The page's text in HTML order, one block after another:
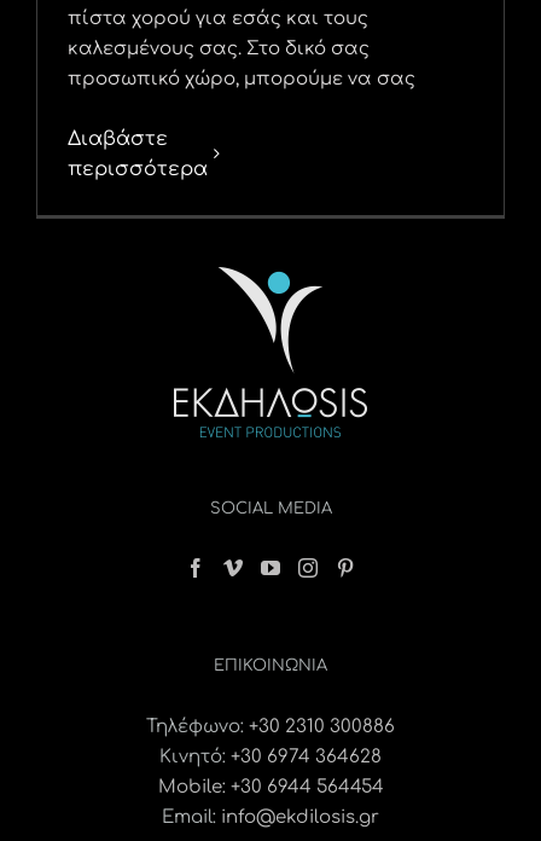
πίστα χορού για εσάς και τους
καλεσμένους σας. Στο δικό σας
προσωπικό χώρο, μπορούμε να σας
Διαβάστε
περισσότερα
SOCIAL MEDIA
ΕΠΙΚΟΙΝΩΝΊΑ
Τηλέφωνο: +30 2310 300886
Κινητό: +30 6974 364628
Mobile: +30 6944 564454
Email: info@ekdilosis.gr